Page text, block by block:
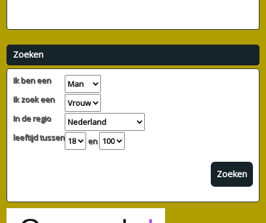
Zoeken
Ik ben een
Ik zoek een
In de regio
leeftijd tussen
en
Zoeken